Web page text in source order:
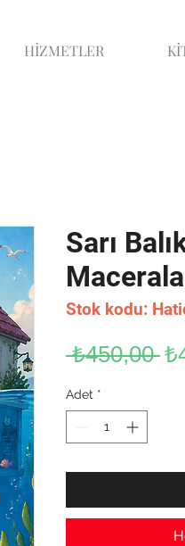
HİZMETLER
Sarı
Stok kodu:
₺450,00
Adet *